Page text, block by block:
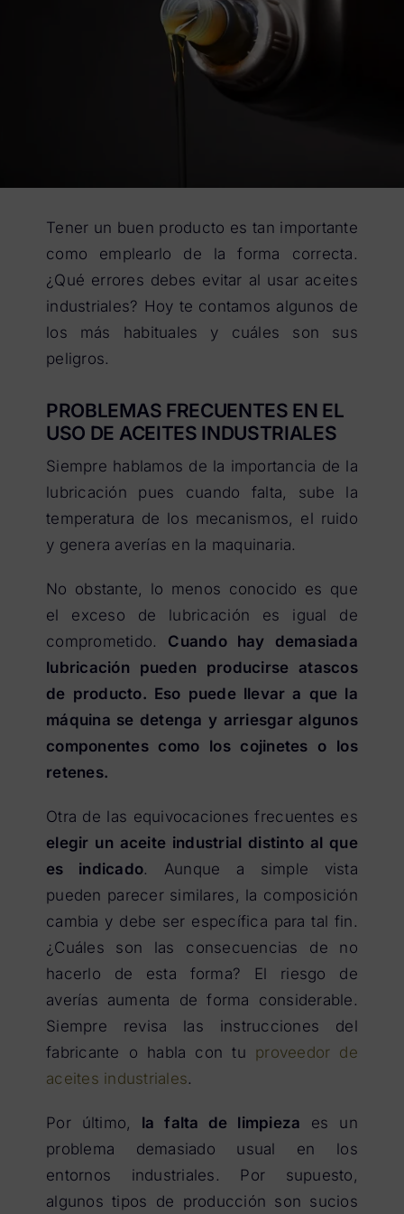
Tener un buen producto es tan importante
como emplearlo de la forma correcta.
¿Qué errores debes evitar al usar aceites
industriales? Hoy te contamos algunos de
los más habituales y cuáles son sus
peligros.
PROBLEMAS FRECUENTES EN EL
USO DE ACEITES INDUSTRIALES
Siempre hablamos de la importancia de la
lubricación pues cuando falta, sube la
temperatura de los mecanismos, el ruido
y genera averías en la maquinaria.
No obstante, lo menos conocido es que
el exceso de lubricación es igual de
comprometido. Cuando hay demasiada
lubricación pueden producirse atascos
de producto. Eso puede llevar a que la
máquina se detenga y arriesgar algunos
componentes como los cojinetes o los
retenes.
Otra de las equivocaciones frecuentes es
elegir un aceite industrial distinto al que
es indicado. Aunque a simple vista
pueden parecer similares, la composición
cambia y debe ser específica para tal fin.
¿Cuáles son las consecuencias de no
hacerlo de esta forma? El riesgo de
averías aumenta de forma considerable.
Siempre revisa las instrucciones del
fabricante o habla con tu proveedor de
aceites industriales.
Por último, la falta de limpieza es un
problema demasiado usual en los
entornos industriales. Por supuesto,
algunos tipos de producción son sucios